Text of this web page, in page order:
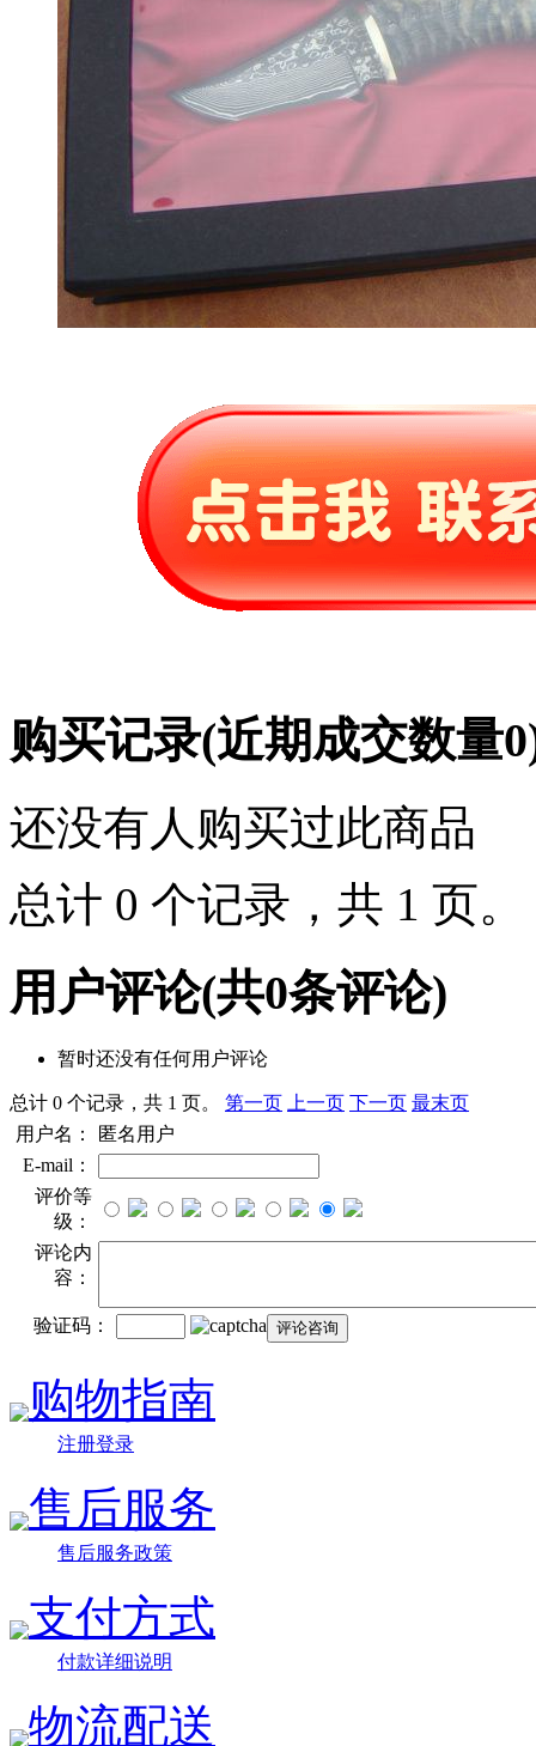
购买记录(近期成交数量0
还没有人购买过此商品
总计 0 个记录，共 1 页。
用户评论(共0条评论)
暂时还没有任何用户评论
总计 0 个记录，共 1 页。 第一页 上一页 下一页 最末页
用户名：
匿名用户
E-mail：
评价等
级：
评论内
容：
验证码：
购物指南
注册登录
售后服务
售后服务政策
支付方式
付款详细说明
物流配送